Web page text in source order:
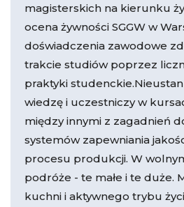
magisterskich na kierunku
ocena żywności SGGW w
doświadczenia zawodowe
trakcie studiów poprzez
praktyki
wiedzę i uczestniczy w
między innymi z zagadnień
systemów zapewniania
procesu produkcji. W
podróże - te małe i te duże.
kuchni i aktywnego trybu